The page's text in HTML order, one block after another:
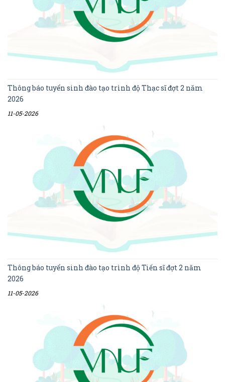
Thông báo tuyển sinh đào tạo trình độ Thạc sĩ đợt 2 năm
2026
11-05-2026
Thông báo tuyển sinh đào tạo trình độ Tiến sĩ đợt 2 năm
2026
11-05-2026